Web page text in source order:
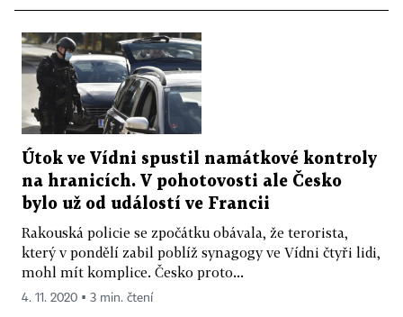
Útok ve Vídni spustil namátkové kontroly
na hranicích. V pohotovosti ale Česko
bylo už od událostí ve Francii
Rakouská policie se zpočátku obávala, že terorista,
který v pondělí zabil poblíž synagogy ve Vídni čtyři lidi,
mohl mít komplice. Česko proto...
4. 11. 2020 ▪ 3 min. čtení